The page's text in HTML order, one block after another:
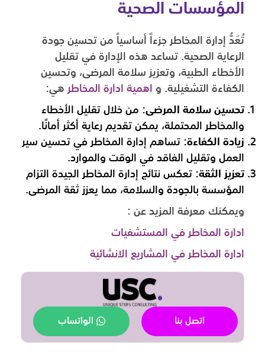
المؤسسات الصحية
تُعَدُّ إدارة المخاطر جزءاً أساسياً من تحسين جودة
الرعاية الصحية. تساعد هذه الإدارة في تقليل
الأخطاء الطبية، وتعزيز سلامة المرضى، وتحسين
الكفاءة التشغيلية. و
اهمية ادارة المخاطر هي:
تحسين سلامة المرضى: من خلال تقليل الأخطاء
والمخاطر المحتملة، يمكن تقديم رعاية أكثر أمانًا.
زيادة الكفاءة: تساهم إدارة المخاطر في تحسين سير
العمل وتقليل الفاقد في الوقت والموارد.
تعزيز الثقة: تعكس نتائج إدارة المخاطر الجيدة التزام
المؤسسة بالجودة والسلامة، مما يعزز ثقة المرضى.
ويمكنك معرفة المزيد عن :
ادارة المخاطر في المستشفيات
ادارة المخاطر في المشاريع الانشائية
اتصل بنا الواتساب